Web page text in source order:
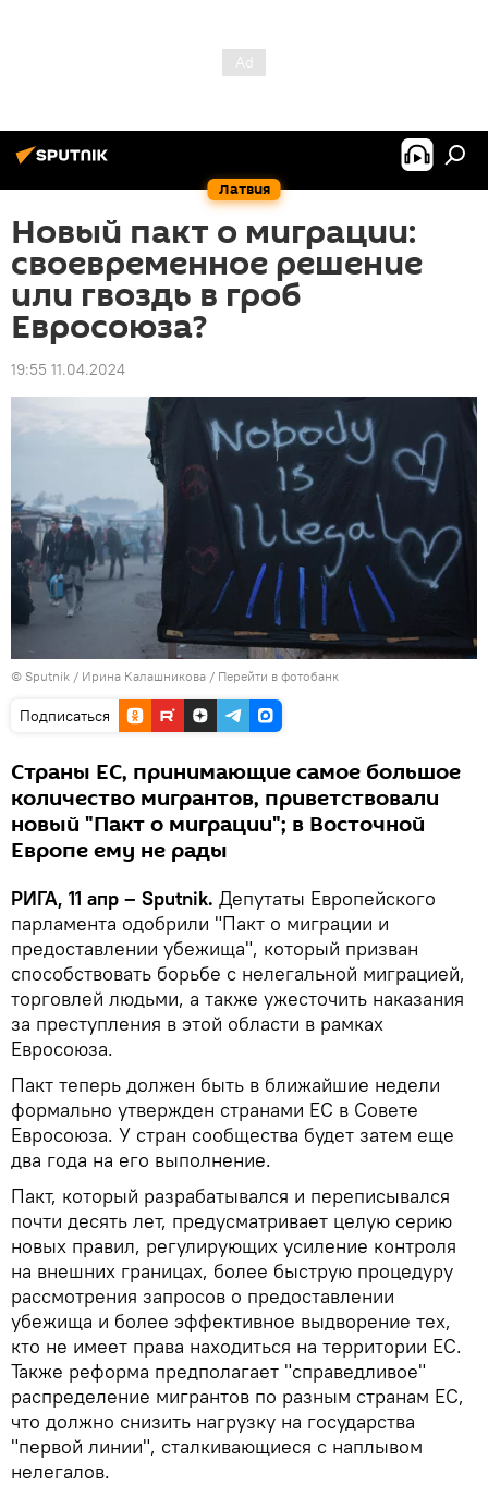
Латвия
Новый пакт о миграции:
своевременное решение
или гвоздь в гроб
Евросоюза?
19:55 11.04.2024
© Sputnik / Ирина Калашникова / Перейти в фотобанк
Подписаться
Страны ЕС, принимающие самое большое
количество мигрантов, приветствовали
новый "Пакт о миграции"; в Восточной
Европе ему не рады
РИГА, 11 апр – Sputnik. Депутаты Европейского
парламента одобрили "Пакт о миграции и
предоставлении убежища", который призван
способствовать борьбе с нелегальной миграцией,
торговлей людьми, а также ужесточить наказания
за преступления в этой области в рамках
Евросоюза.
Пакт теперь должен быть в ближайшие недели
формально утвержден странами ЕС в Совете
Евросоюза. У стран сообщества будет затем еще
два года на его выполнение.
Пакт, который разрабатывался и переписывался
почти десять лет, предусматривает целую серию
новых правил, регулирующих усиление контроля
на внешних границах, более быструю процедуру
рассмотрения запросов о предоставлении
убежища и более эффективное выдворение тех,
кто не имеет права находиться на территории ЕС.
Также реформа предполагает "справедливое"
распределение мигрантов по разным странам ЕС,
что должно снизить нагрузку на государства
"первой линии", сталкивающиеся с наплывом
нелегалов.